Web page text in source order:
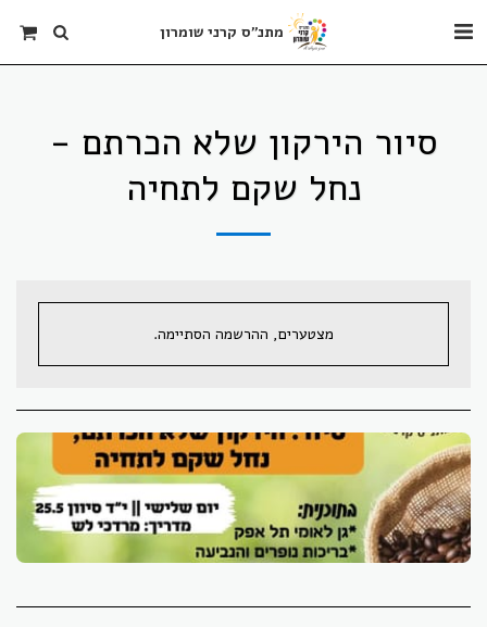
מתנ"ס קרני שומרון
סיור הירקון שלא הכרתם -
נחל שקם לתחיה
מצטערים, ההרשמה הסתיימה.